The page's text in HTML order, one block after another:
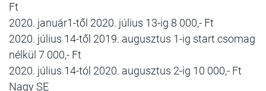
Ft
2020. január1-től 2020. július 13-ig 8 000,- Ft
2020. július 14-től 2019. augusztus 1-ig start csomag
nélkül 7 000,- Ft
2020. július 14-tól 2020. augusztus 2-ig 10 000,- Ft
Nagy SE